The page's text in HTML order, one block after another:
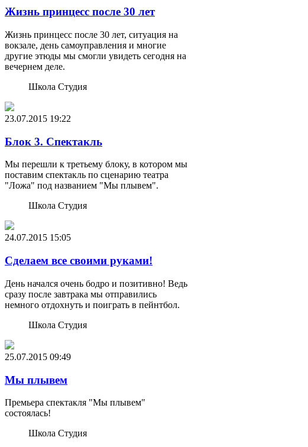
Жизнь принцесс после 30 лет
Жизнь принцесс после 30 лет, ситуация на
вокзале, день самоуправления и многие
другие этюды мы смогли увидеть сегодня на
вечернем деле.
Школа Студия
23.07.2015 19:22
Блок 3. Спектакль
Мы перешли к третьему блоку, в котором мы
поставим спектакль по сценарию театра
"Ложа" под названием "Мы плывем".
Школа Студия
24.07.2015 15:05
Сделаем все своими руками!
День начался очень бодро и позитивно! Ведь
сразу после завтрака мы отправились
немного отдохнуть и поиграть в пейнтбол.
Школа Студия
25.07.2015 09:49
Мы плывем
Премьера спектакля "Мы плывем"
состоялась!
Школа Студия